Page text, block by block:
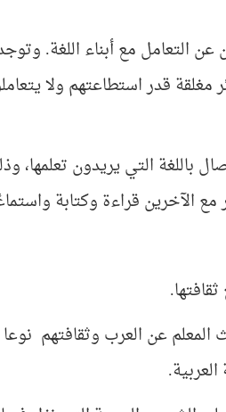
عن التعامل مع أبناء اللغة.
قدر استطاعتهم ولا
التي يريدون تعلمها،
مع الآخرين قراءة وكتابة
عن العرب وثقافتهم